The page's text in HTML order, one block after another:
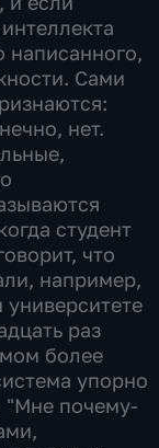
написанного,
Сами
нет.
студент
что
например,
раз
более
упорно
"Мне почему-